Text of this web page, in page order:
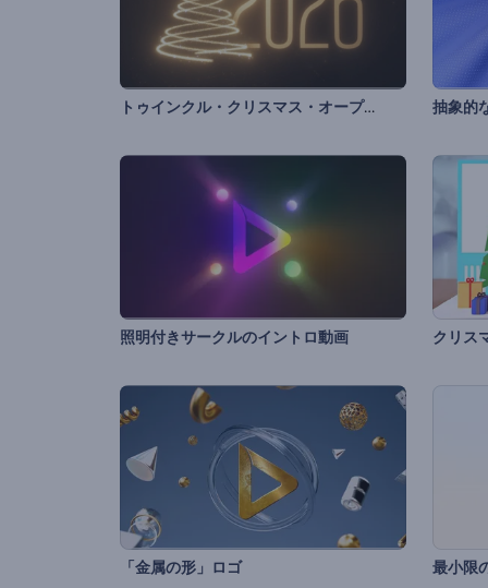
トゥインクル・クリスマス・オープニング動画 抽象的
照明付きサークルのイントロ動画 クリス
「金属の形」ロゴ 最小限